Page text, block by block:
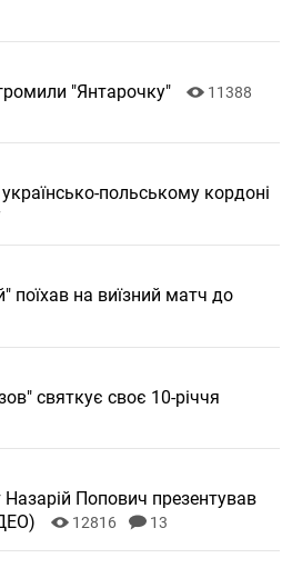
"Янтарочку"
11388
польському кордоні
поїхав на виїзний матч до
святкує своє 10-річчя
Назарій Попович презентував
12816 13